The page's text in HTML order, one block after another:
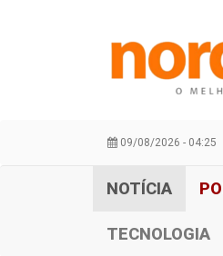
09/08/2026 - 04:25
NOTÍCIA
TECNOLOGIA